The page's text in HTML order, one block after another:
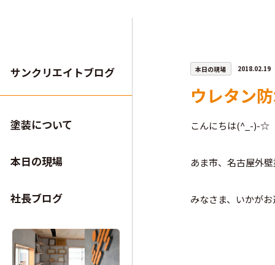
サンクリエイトブログ
塗装について
本日の現場
社長ブログ
本日の現場 2018.02.19
ウレタン
こんにちは(^_-)-☆
あま市、名古屋外
みなさま、いかが